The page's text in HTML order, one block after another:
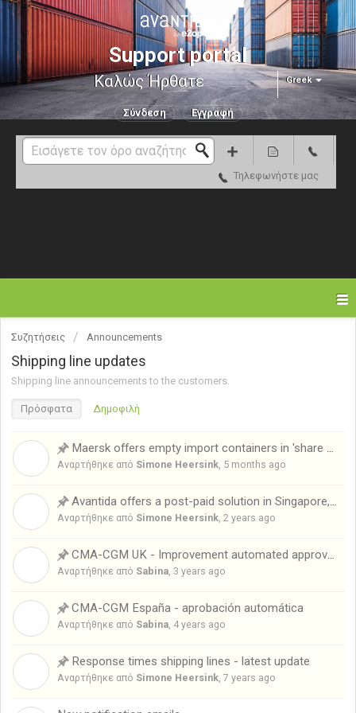
Support portal
Greek
Καλώς Ήρθατε
Σύνδεση Εγγραφή
Τηλεφωνήστε μας
Συζητήσεις Announcements
Shipping line updates
Shipping line announcements to the customers.
Πρόσφατα Δημοφιλή
Maersk offers empty import containers in 'share reuse' (Only available in the USA)
Αναρτήθηκε από Simone Heersink 5 months ago
Avantida offers a post-paid solution in Singapore, Malaysia and New-Zealand!
Αναρτήθηκε από Simone Heersink 2 years ago
CMA-CGM UK - Improvement automated approval & approval time
Αναρτήθηκε από Sabina 3 years ago
CMA-CGM España - aprobación automática
Αναρτήθηκε από Sabina 4 years ago
Response times shipping lines - latest update
Αναρτήθηκε από Simone Heersink 7 years ago